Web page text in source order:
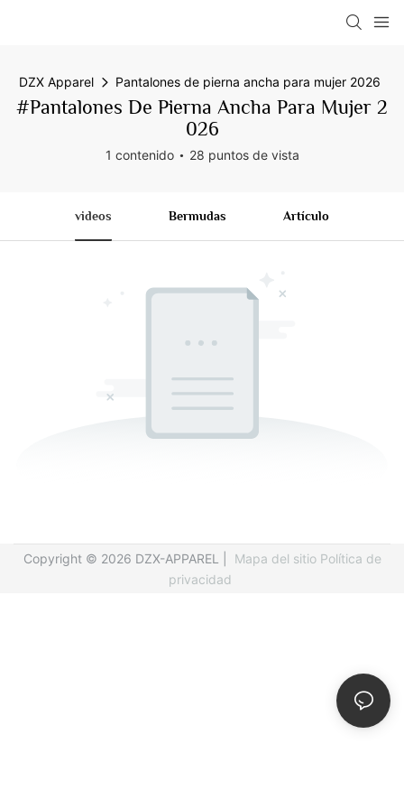
DZX Apparel Pantalones de pierna ancha para mujer 2026
#Pantalones De Pierna Ancha Para Mujer 2
026
1 contenido 28 puntos de vista
videos Bermudas Artículo
Copyright © 2026 DZX-APPAREL | Mapa del sitio Política de
privacidad